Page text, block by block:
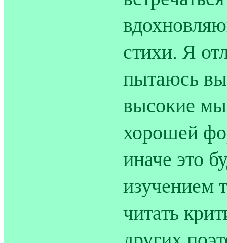
стихи. Я
пытаюсь
высокие
хорошей
иначе это
изучением
читать